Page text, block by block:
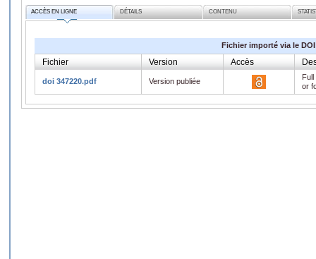
ACCÈS EN LIGNE DÉTAILS CONTENU
Fichier importé via le DOI
Fichier Version Accès
doi 347220.pdf Version publiée
or